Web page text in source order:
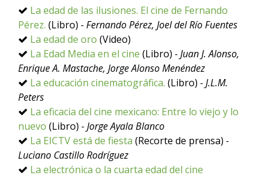
La edad de las ilusiones. El cine de Fernando
Pérez. (Libro) - Fernando Pérez, Joel del Río Fuentes
La edad de oro (Video)
La Edad Media en el cine (Libro) - Juan J. Alonso,
Enrique A. Mastache, Jorge Alonso Menéndez
La educación cinematográfica. (Libro) - J.L.M.
Peters
La eficacia del cine mexicano: Entre lo viejo y lo
nuevo (Libro) - Jorge Ayala Blanco
La EICTV está de fiesta (Recorte de prensa) -
Luciano Castillo Rodríguez
La electrónica o la cuarta edad del cine